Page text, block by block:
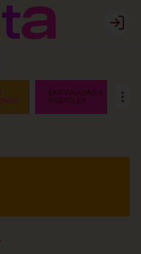
Login